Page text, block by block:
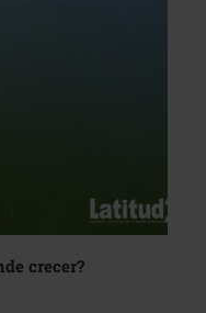
crecer?